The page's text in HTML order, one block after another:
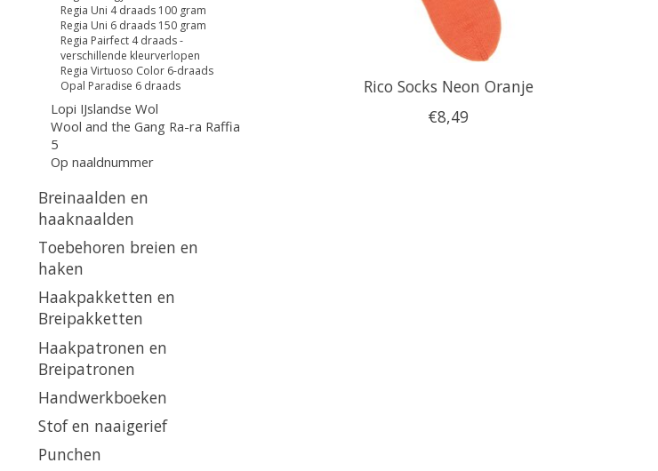
Regia Uni 4 draads 100 gram
Regia Uni 6 draads 150 gram
Regia Pairfect 4 draads -
verschillende kleurverlopen
Regia Virtuoso Color 6-draads
Opal Paradise 6 draads
Lopi IJslandse Wol
Wool and the Gang Ra-ra Raffia
5
Op naaldnummer
Breinaalden en
haaknaalden
Toebehoren breien en
haken
Haakpakketten en
Breipakketten
Haakpatronen en
Breipatronen
Handwerkboeken
Stof en naaigerief
Punchen
Rico Socks Neon Oranje
€8,49